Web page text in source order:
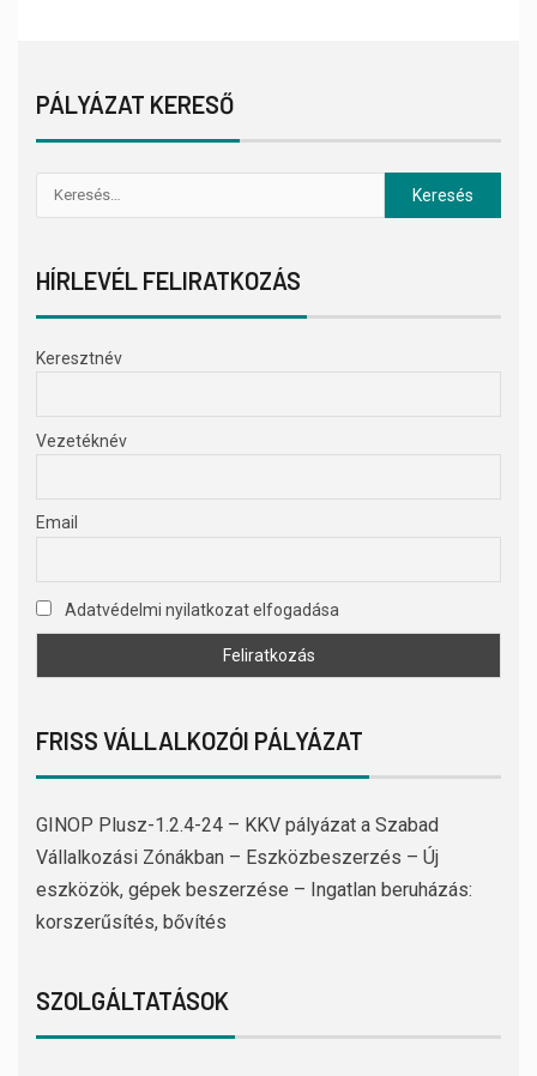
PÁLYÁZAT KERESŐ
HÍRLEVÉL FELIRATKOZÁS
Keresztnév
Vezetéknév
Email
Adatvédelmi nyilatkozat elfogadása
FRISS VÁLLALKOZÓI PÁLYÁZAT
GINOP Plusz-1.2.4-24 – KKV pályázat a Szabad
Vállalkozási Zónákban – Eszközbeszerzés – Új
eszközök, gépek beszerzése – Ingatlan beruházás:
korszerűsítés, bővítés
SZOLGÁLTATÁSOK